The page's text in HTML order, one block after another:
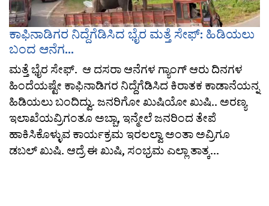
ಕಾಫಿನಾಡಿಗರ ನಿದ್ದೆಗೆಡಿಸಿದ ಭೈರ ಮತ್ತೆ ಸೇಫ್: ಹಿಡಿಯಲು
ಬಂದ ಆನೆಗ...
ಮತ್ತೆ ಭೈರ ಸೇಫ್. ಆ ದಸರಾ ಆನೆಗಳ ಗ್ಯಾಂಗ್ ಆರು ದಿನಗಳ
ಹಿಂದೆಯಷ್ಟೇ ಕಾಫಿನಾಡಿಗರ ನಿದ್ದೆಗೆಡಿಸಿದ ಕಿರಾತಕ ಕಾಡಾನೆಯನ್ನ
ಹಿಡಿಯಲು ಬಂದಿದ್ವು. ಜನರಿಗೋ ಖುಷಿಯೋ ಖುಷಿ.. ಅರಣ್ಯ
ಇಲಾಖೆಯವ್ರಿಗಂತೂ ಅಬ್ಬಾ, ಇನ್ಮೇಲೆ ಜನರಿಂದ ತೇಪೆ
ಹಾಕಿಸಿಕೊಳ್ಳುವ ಕಾರ್ಯಕ್ರಮ ಇರಲಲ್ವಾ ಅಂತಾ ಅವ್ರಿಗೂ
ಡಬಲ್ ಖುಷಿ. ಆದ್ರೆ ಈ ಖುಷಿ, ಸಂಭ್ರಮ ಎಲ್ಲಾ ತಾತ್ಕ...